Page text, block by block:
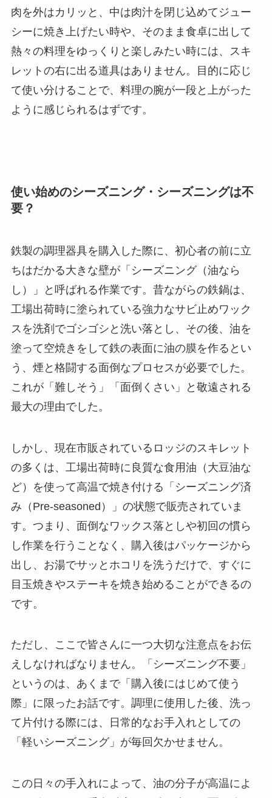
肉を外はカリッと、中は肉汁を閉じ込めてジュー
シーに焼き上げたい時や、そのまま食卓に出して
熱々の料理をゆっくりと楽しみたい時には、スキ
レットの右に出る道具はありません。目的に応じ
て使い分けることで、料理の腕が一段と上がった
ように感じられるはずです。
使い始めのシーズニング・シーズニングは不
要？
鉄製の調理器具を購入した際に、初心者の前に立
ちはだかる大きな壁が「シーズニング（油なら
し）」と呼ばれる作業です。昔ながらの鉄鍋は、
工場出荷時に塗られている強力なサビ止めワック
スを洗剤でゴシゴシと洗い落とし、その後、油を
塗って空焼きをして鉄の表面に油の膜を作るとい
う、煙と格闘する面倒なプロセスが必要でした。
これが「難しそう」「面倒くさい」と敬遠される
最大の理由でした。
しかし、現在市販されているロッジのスキレット
の多くは、工場出荷時に良質な食用油（大豆油な
ど）を使って高温で焼き付ける「シーズニング済
み（Pre-seasoned）」の状態で販売されていま
す。つまり、面倒なワックス落としや初回の慣ら
し作業を行うことなく、購入後はパッケージから
出し、お湯でサッとホコリを洗うだけで、すぐに
目玉焼きやステーキを焼き始めることができるの
です。
ただし、ここで皆さんに一つ大切な注意点をお伝
えしなければなりません。「シーズニング不要」
というのは、あくまで「購入後にはじめて使う
際」に限ったお話です。調理に使用した後、洗っ
て片付ける際には、日常的なお手入れとしての
「軽いシーズニング」が毎回欠かせません。
この日々の手入れによって、油の分子が高温によ